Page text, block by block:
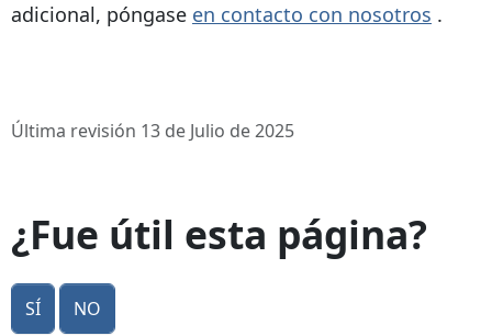
adicional, póngase en contacto con nosotros .
Última revisión 13 de Julio de 2025
¿Fue útil esta página?
Sí No